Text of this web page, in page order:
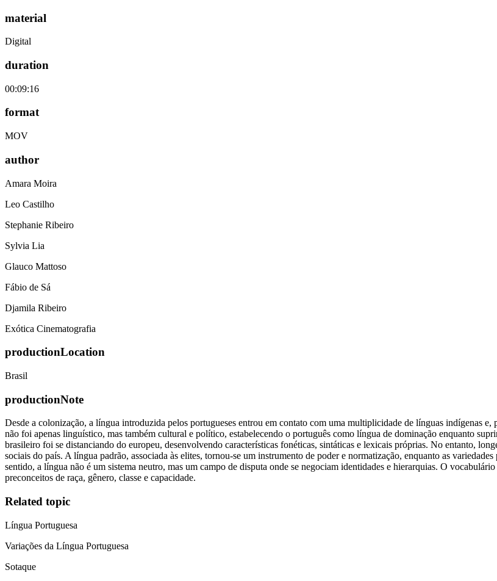
material
Digital
duration
00:09:16
format
MOV
author
Amara Moira
Leo Castilho
Stephanie Ribeiro
Sylvia Lia
Glauco Mattoso
Fábio de Sá
Djamila Ribeiro
Exótica Cinematografia
productionLocation
Brasil
productionNote
Desde a colonização, a língua introduzida pelos portugueses entrou em contato com uma multiplicidade de línguas indígenas
não foi apenas linguístico, mas também cultural e político, estabelecendo o português como língua de dominação enquanto
brasileiro foi se distanciando do europeu, desenvolvendo características fonéticas, sintáticas e lexicais próprias. No entanto,
sociais do país. A língua padrão, associada às elites, tornou-se um instrumento de poder e normatização, enquanto as
sentido, a língua não é um sistema neutro, mas um campo de disputa onde se negociam identidades e hierarquias. O
preconceitos de raça, gênero, classe e capacidade.
Related topic
Língua Portuguesa
Variações da Língua Portuguesa
Sotaque